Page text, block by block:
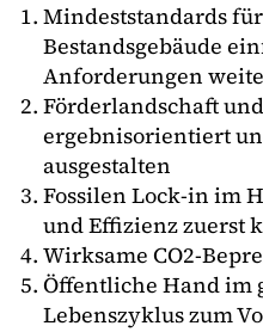
Mindeststandards
Bestandsgebäude
Anforderungen
Förderlandschaft
ergebnisorientiert
ausgestalten
Fossilen Lock-in im
und Effizienz zuerst
Wirksame CO2-
Öffentliche Hand im
Lebenszyklus zum